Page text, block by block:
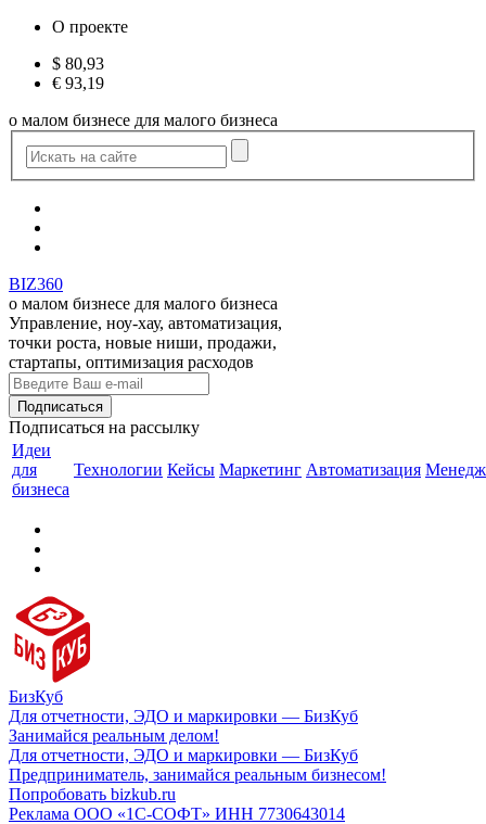
О проекте
$ 80,93
€ 93,19
о малом бизнесе для малого бизнеса
BIZ360
о малом бизнесе для малого бизнеса
Управление, ноу-хау, автоматизация,
точки роста, новые ниши, продажи,
стартапы, оптимизация расходов
Подписаться на рассылку
Идеи
для
бизнеса
Технологии Кейсы Маркетинг Автоматизация
БизКуб
Для отчетности, ЭДО и маркировки — БизКуб
Занимайся реальным делом!
Для отчетности, ЭДО и маркировки — БизКуб
Предприниматель, занимайся реальным бизнесом!
Попробовать bizkub.ru
Реклама ООО «1С-СОФТ» ИНН 7730643014